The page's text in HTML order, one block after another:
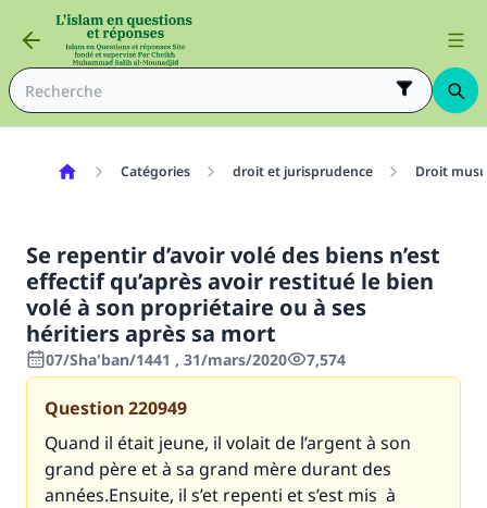
Catégories droit et jurisprudence Droit
Se repentir d’avoir volé des biens n’est
effectif qu’après avoir restitué le bien
volé à son propriétaire ou à ses
héritiers après sa mort
07/Sha'ban/1441 , 31/mars/2020 7,574
Question220949
Quand il était jeune, il volait de l’argent à son
grand père et à sa grand mère durant des
années.Ensuite, il s’et repenti et s’est mis à